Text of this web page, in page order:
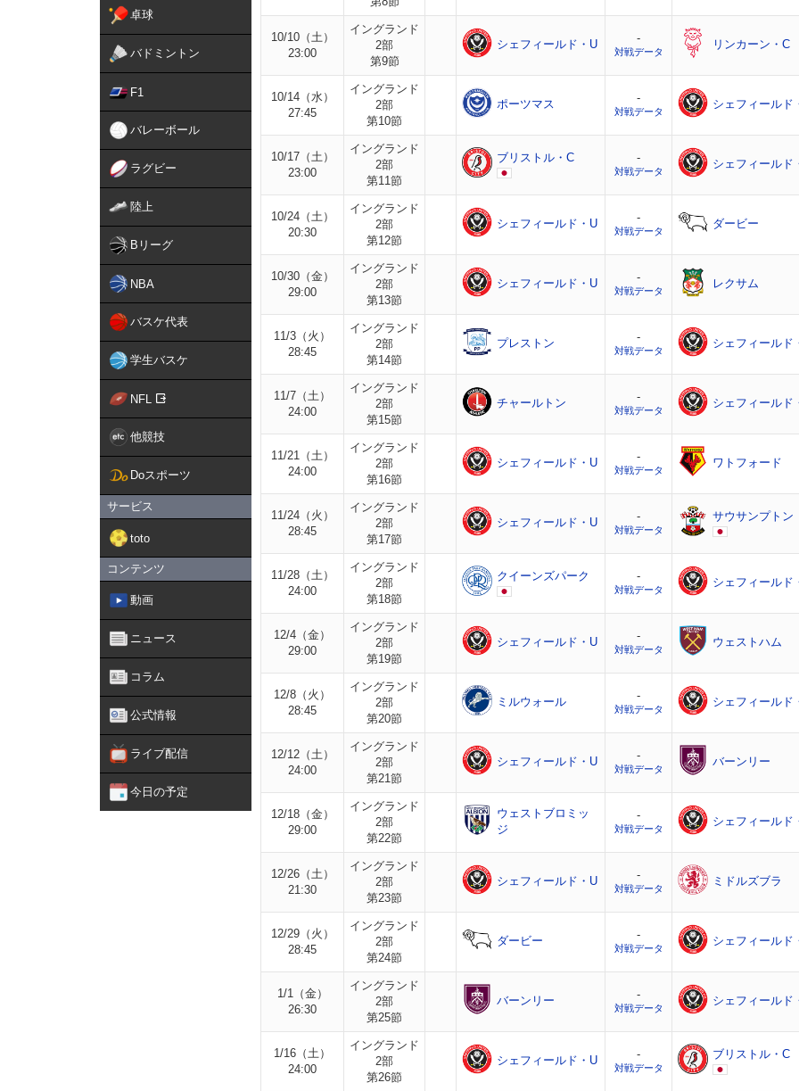
卓球
バドミントン
F1
バレーボール
ラグビー
陸上
Bリーグ
NBA
バスケ代表
学生バスケ
NFL
他競技
Doスポーツ
サービス
toto
コンテンツ
動画
ニュース
コラム
公式情報
ライブ配信
今日の予定
10/10（土）
23:00
イングランド
2部
第9節
シェフィールド・U -
対戦データ
リンカーン・C
10/14（水）
27:45
イングランド
2部
第10節
ポーツマス -
対戦データ
シェフィールド
10/17（土）
23:00
イングランド
2部
第11節
ブリストル・C -
対戦データ
シェフィールド
10/24（土）
20:30
イングランド
2部
第12節
シェフィールド・U -
対戦データ
ダービー
10/30（金）
29:00
イングランド
2部
第13節
シェフィールド・U -
対戦データ
レクサム
11/3（火）
28:45
イングランド
2部
第14節
プレストン -
対戦データ
シェフィールド
11/7（土）
24:00
イングランド
2部
第15節
チャールトン -
対戦データ
シェフィールド
11/21（土）
24:00
イングランド
2部
第16節
シェフィールド・U -
対戦データ
ワトフォード
11/24（火）
28:45
イングランド
2部
第17節
シェフィールド・U -
対戦データ
サウサンプトン
11/28（土）
24:00
イングランド
2部
第18節
クイーンズパーク -
対戦データ
シェフィールド
12/4（金）
29:00
イングランド
2部
第19節
シェフィールド・U -
対戦データ
ウェストハム
12/8（火）
28:45
イングランド
2部
第20節
ミルウォール -
対戦データ
シェフィールド
12/12（土）
24:00
イングランド
2部
第21節
シェフィールド・U -
対戦データ
バーンリー
12/18（金）
29:00
イングランド
2部
第22節
ウェストブロミッ
ジ
-
対戦データ
シェフィールド
12/26（土）
21:30
イングランド
2部
第23節
シェフィールド・U -
対戦データ
ミドルズブラ
12/29（火）
28:45
イングランド
2部
第24節
ダービー -
対戦データ
シェフィールド
1/1（金）
26:30
イングランド
2部
第25節
バーンリー -
対戦データ
シェフィールド
1/16（土）
24:00
イングランド
2部
第26節
シェフィールド・U -
対戦データ
ブリストル・C